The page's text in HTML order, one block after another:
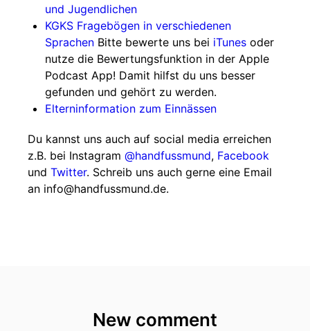
und Jugendlichen
KGKS Fragebögen in verschiedenen
Sprachen Bitte bewerte uns bei iTunes oder
nutze die Bewertungsfunktion in der Apple
Podcast App! Damit hilfst du uns besser
gefunden und gehört zu werden.
Elterninformation zum Einnässen
Du kannst uns auch auf social media erreichen
z.B. bei Instagram @handfussmund, Facebook
und Twitter. Schreib uns auch gerne eine Email
an info@handfussmund.de.
New comment